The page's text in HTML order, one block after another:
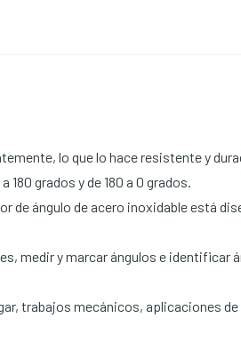
lo que lo hace resistente y
grados y de 180 a 0 grados.
ángulo de acero inoxidable está
medir y marcar ángulos e identificar
trabajos mecánicos, aplicaciones